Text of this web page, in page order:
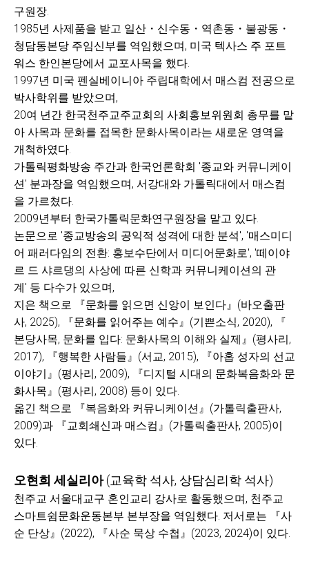
구원장.
1985년 사제품을 받고 일산・신수동・역촌동・불광동・
청담동본당 주임신부를 역임했으며, 미국 텍사스 주 포트
워스 한인본당에서 교포사목을 했다.
1997년 미국 펜실베이니아 주립대학에서 매스컴 전공으로
박사학위를 받았으며,
20여 년간 한국천주교주교회의 사회홍보위원회 총무를 맡
아 사목과 문화를 접목한 문화사목이라는 새로운 영역을
개척하였다.
가톨릭평화방송 주간과 한국언론학회 '종교와 커뮤니케이
션' 분과장을 역임했으며, 서강대와 가톨릭대에서 매스컴
을 가르쳤다.
2009년부터 한국가톨릭문화연구원장을 맡고 있다.
논문으로 '종교방송의 공익적 성격에 대한 분석', '매스미디
어 패러다임의 전환: 홍보수단에서 미디어문화로', '떼이야
르 드 샤르댕의 사상에 따른 신학과 커뮤니케이션의 관
계' 등 다수가 있으며,
지은 책으로 『문화를 읽으면 신앙이 보인다』(바오출판
사, 2025), 『​문화를 읽어주는 예수』​(기쁜소식, 2020), 『​
본당사목, 문화를 입다: 문화사목의 이해와 실제』​(평사리,
2017), 『​행복한 사람들』​(서교, 2015), 『​아홉 성자의 선교
이야기』​(평사리, 2009), 『​디지털 시대의 문화복음화와 문
화사목』​(평사리, 2008) 등이 있다.
옮긴 책으로 『​복음화와 커뮤니케이션』​(가톨릭출판사,
2009)과 『​교회쇄신과 매스컴』​(가톨릭출판사, 2005)이
있다.
오현희 세실리아 (교육학 석사, 상담심리학 석사)
천주교 서울대교구 혼인교리 강사로 활동했으며, 천주교
스마트쉼문화운동본부 본부장을 역임했다. 저서로는 『​사
순 단상』​(2022), 『​사순 묵상 수첩』​(2023, 2024)이 있다.